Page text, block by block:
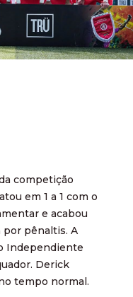
competição
em 1 a 1 com o
e acabou
por pênaltis. A
Independiente
Derick
tempo normal.